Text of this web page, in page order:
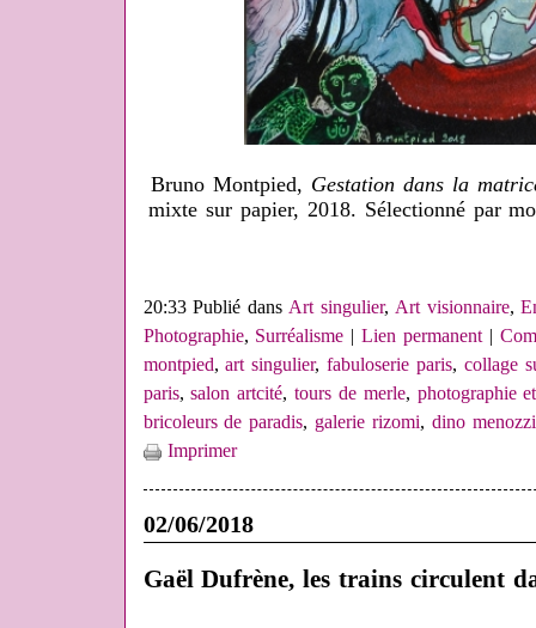
Bruno Montpied, Gestation dans la
mixte sur papier, 2018. Sélectionné par
20:33 Publié dansArt singulier, Art visionnaire,
Photographie, Surréalisme |Lien permanent|
montpied,art singulier,fabuloserie paris, collage
paris,salon artcité,tours de merle, photographie
bricoleurs de paradis, galerie rizomi, dino menozzi
Imprimer
02/06/2018
Gaël Dufrène, les trains circulent